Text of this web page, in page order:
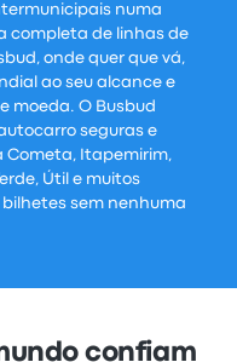
numa
completa de linhas de
onde quer que vá,
ao seu alcance e
moeda. O Busbud
seguras e
Cometa, Itapemirim,
Útil e muitos
sem nenhuma
confiam